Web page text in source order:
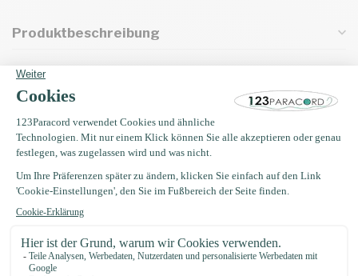
Produktbeschreibung
Eigenschaften
Zuletzt angesehen